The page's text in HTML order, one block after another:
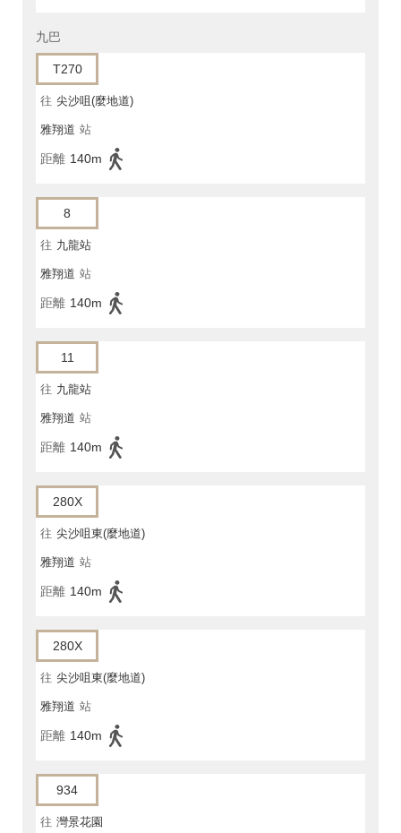
九巴
T270
往 尖沙咀(麼地道)
雅翔道 站
距離 140m
8
往 九龍站
雅翔道 站
距離 140m
11
往 九龍站
雅翔道 站
距離 140m
280X
往 尖沙咀東(麼地道)
雅翔道 站
距離 140m
280X
往 尖沙咀東(麼地道)
雅翔道 站
距離 140m
934
往 灣景花園